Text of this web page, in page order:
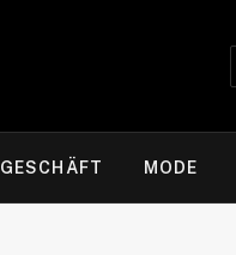
GESCHÄFT MODE